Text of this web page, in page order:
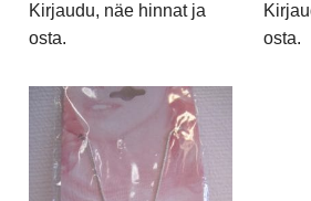
Kirjaudu, näe hinnat ja
osta.
osta.